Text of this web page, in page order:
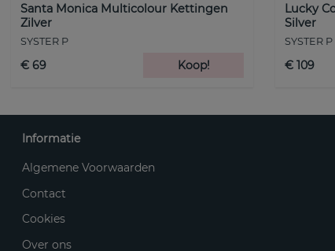
Santa Monica Multicolour Kettingen
Zilver
SYSTER P
€ 69 Koop!
Lucky
Silver
SYSTER P
€ 109
Informatie
Algemene Voorwaarden
Contact
Cookies
Over ons